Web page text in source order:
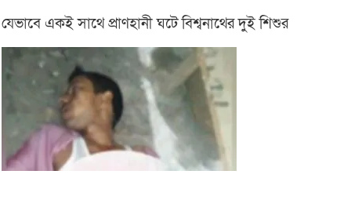
যেভাবে একই সাথে প্রাণহানী ঘটে বিশ্বনাথের দুই শিশুর